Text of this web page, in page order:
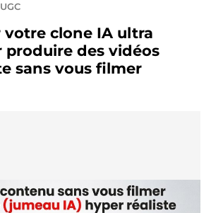
votre clone IA ultra
produire des vidéos
sans vous filmer